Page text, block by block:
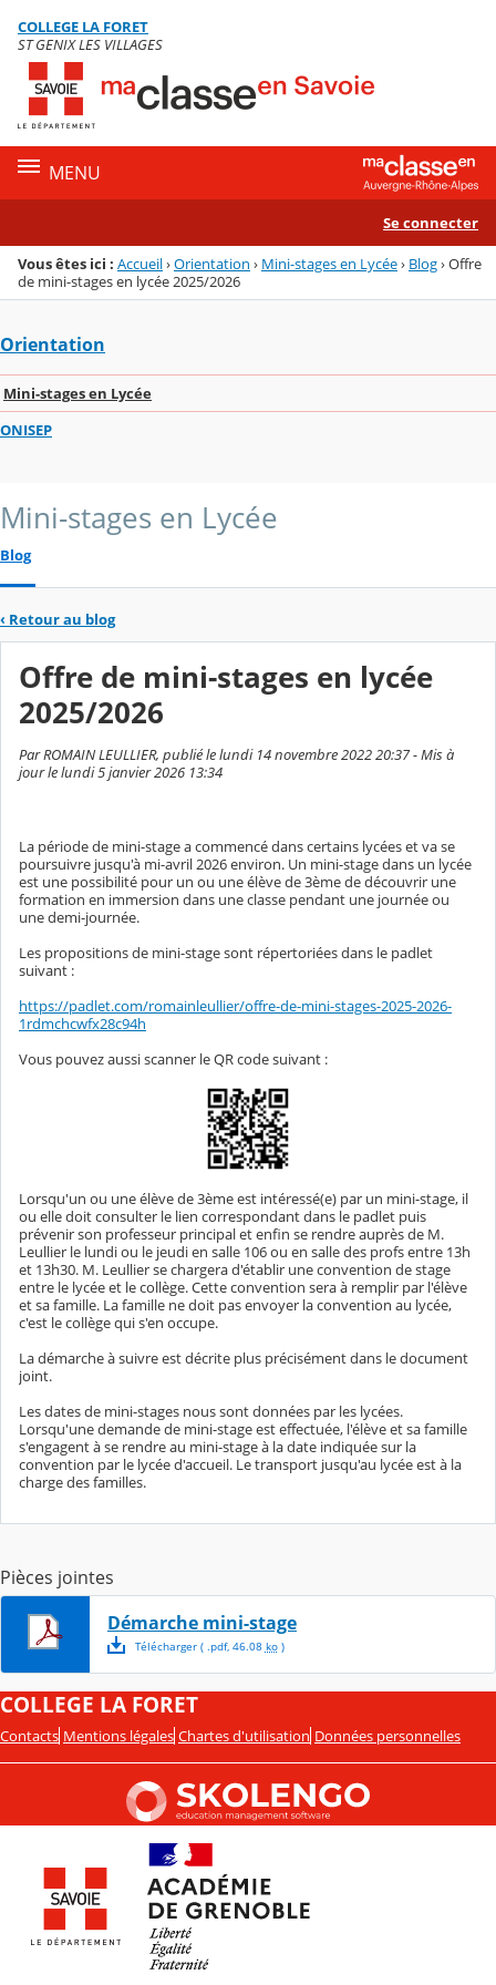
Menu de la rubrique
Contenu
COLLEGE LA FORET
ST GENIX LES VILLAGES
MENU
Se connecter
Vous êtes ici : Accueil›Orientation › Mini-stages en Lycée› Blog›Offre
de mini-stages en lycée 2025/2026
Orientation
Mini-stages en Lycée
ONISEP
Mini-stages en Lycée
Blog
‹ Retour au blog
Offre de mini-stages en lycée
2025/2026
Par ROMAIN LEULLIER, publié le lundi 14 novembre 2022 20:37 - Mis à
jour le lundi 5 janvier 2026 13:34
La période de mini-stage a commencé dans certains lycées et va se
poursuivre jusqu'à mi-avril 2026 environ. Un mini-stage dans un lycée
est une possibilité pour un ou une élève de 3ème de découvrir une
formation en immersion dans une classe pendant une journée ou
une demi-journée.
Les propositions de mini-stage sont répertoriées dans le padlet
suivant :
https://padlet.com/romainleullier/offre-de-mini-stages-2025-2026-
1rdmchcwfx28c94h
Vous pouvez aussi scanner le QR code suivant :
Lorsqu'un ou une élève de 3ème est intéressé(e) par un mini-stage, il
ou elle doit consulter le lien correspondant dans le padlet puis
prévenir son professeur principal et enfin se rendre auprès de M.
Leullier le lundi ou le jeudi en salle 106 ou en salle des profs entre 13h
et 13h30. M. Leullier se chargera d'établir une convention de stage
entre le lycée et le collège. Cette convention sera à remplir par l'élève
et sa famille. La famille ne doit pas envoyer la convention au lycée,
c'est le collège qui s'en occupe.
La démarche à suivre est décrite plus précisément dans le document
joint.
Les dates de mini-stages nous sont données par les lycées.
Lorsqu'une demande de mini-stage est effectuée, l'élève et sa famille
s'engagent à se rendre au mini-stage à la date indiquée sur la
convention par le lycée d'accueil. Le transport jusqu'au lycée est à la
charge des familles.
Pièces jointes
Démarche mini-stage
Télécharger( .pdf, 46.08 ko)
COLLEGE LA FORET
Contacts Mentions légales Chartes d'utilisation Données personnelles